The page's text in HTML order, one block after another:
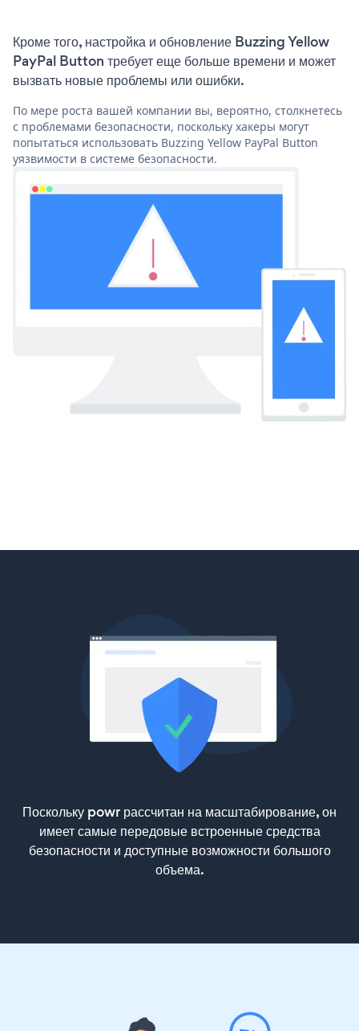
Кроме того, настройка и обновление Buzzing Yellow
PayPal Button требует еще больше времени и может
вызвать новые проблемы или ошибки.
По мере роста вашей компании вы, вероятно, столкнетесь
с проблемами безопасности, поскольку хакеры могут
попытаться использовать Buzzing Yellow PayPal Button
уязвимости в системе безопасности.
Поскольку powr рассчитан на масштабирование, он
имеет самые передовые встроенные средства
безопасности и доступные возможности большого
объема.